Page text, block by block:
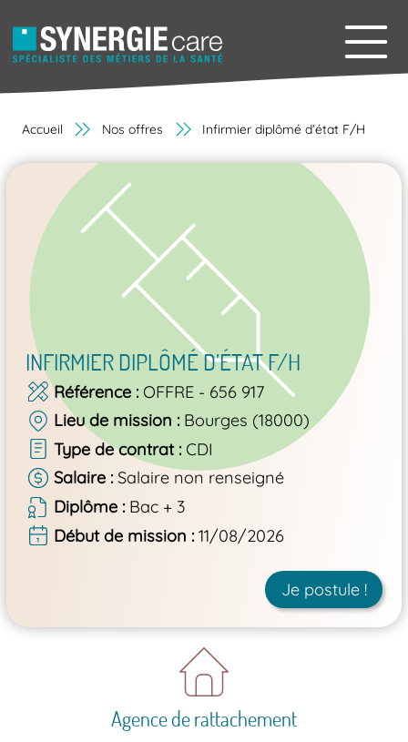
Accueil Nos offres Infirmier diplômé d’état F/H
INFIRMIER DIPLÔMÉ D’ÉTAT F/H
Référence OFFRE - 656 917
Lieu de mission
Bourges (18000)
Type de contrat CDI
Salaire Salaire non renseigné
Diplôme
Bac + 3
Début de mission
11/08/2026
Je postule !
Agence de rattachement